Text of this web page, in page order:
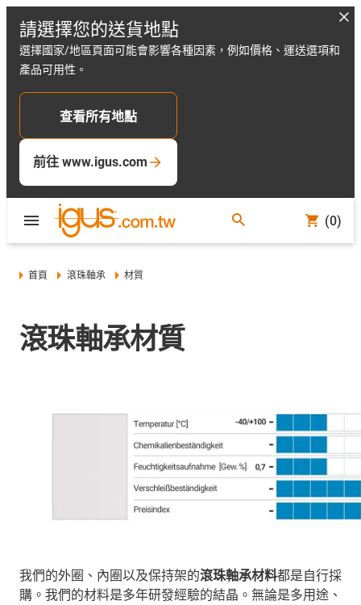
請選擇您的送貨地點
選擇國家/地區頁面可能會影響各種因素，例如價格、運送選項和
產品可用性。
查看所有地點
前往 www.igus.com
(0)
首頁 滾珠軸承 材質
滾珠軸承材質
我們的外圈、內圈以及保持架的滾珠軸承材料都是自行採
購。我們的材料是多年研發經驗的結晶。無論是多用途、